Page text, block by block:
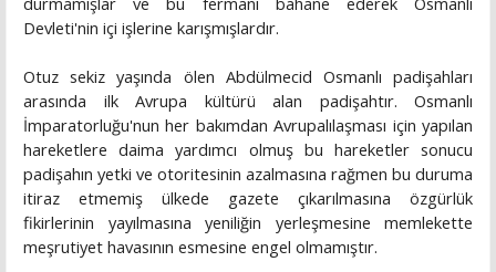
Devleti'nin içi işlerine karışmışlardır.
Otuz sekiz yaşında ölen Abdülmecid Osmanlı padişahları
arasında ilk Avrupa kültürü alan padişahtır. Osmanlı
İmparatorluğu'nun her bakımdan Avrupalılaşması için yapılan
hareketlere daima yardımcı olmuş bu hareketler sonucu
padişahın yetki ve otoritesinin azalmasına rağmen bu duruma
itiraz etmemiş ülkede gazete çıkarılmasına özgürlük
fikirlerinin yayılmasına yeniliğin yerleşmesine memlekette
meşrutiyet havasının esmesine engel olmamıştır.